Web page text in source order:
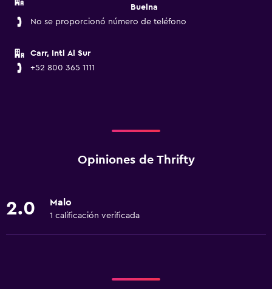
Buelna
No se proporcionó número de teléfono
Carr, Intl Al Sur
+52 800 365 1111
Opiniones de Thrifty
2.0 Malo
1 calificación verificada